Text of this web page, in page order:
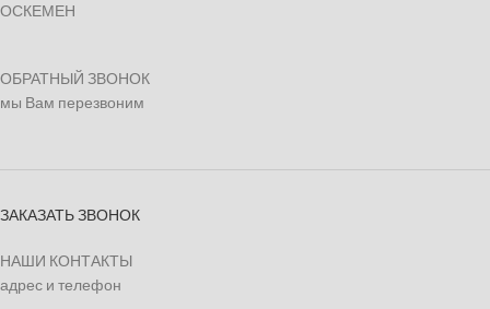
ОСКЕМЕН
ОБРАТНЫЙ ЗВОНОК
мы Вам перезвоним
ЗАКАЗАТЬ ЗВОНОК
НАШИ КОНТАКТЫ
адрес и телефон